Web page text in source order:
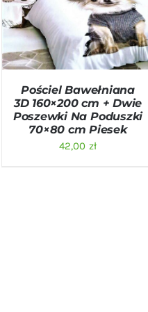
DODAJ DO KOSZYKA
/
SZCZEGÓŁY
Pościel Bawełniana
3D 160×200 cm + Dwie
Poszewki Na Poduszki
70×80 cm Piesek
42,00 zł